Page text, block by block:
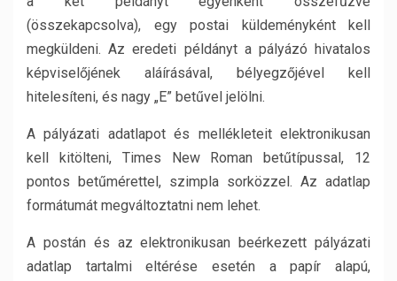
(összekapcsolva), egy postai küldeményként kell
megküldeni. Az eredeti példányt a pályázó hivatalos
képviselőjének aláírásával, bélyegzőjével kell
hitelesíteni, és nagy „E” betűvel jelölni.
A pályázati adatlapot és mellékleteit elektronikusan
kell kitölteni, Times New Roman betűtípussal, 12
pontos betűmérettel, szimpla sorközzel. Az adatlap
formátumát megváltoztatni nem lehet.
A postán és az elektronikusan beérkezett pályázati
adatlap tartalmi eltérése esetén a papír alapú,